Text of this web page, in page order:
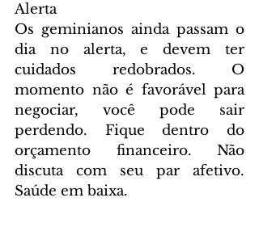
Alerta
Os geminianos ainda passam o
dia no alerta, e devem ter
cuidados redobrados. O
momento não é favorável para
negociar, você pode sair
perdendo. Fique dentro do
orçamento financeiro. Não
discuta com seu par afetivo.
Saúde em baixa.